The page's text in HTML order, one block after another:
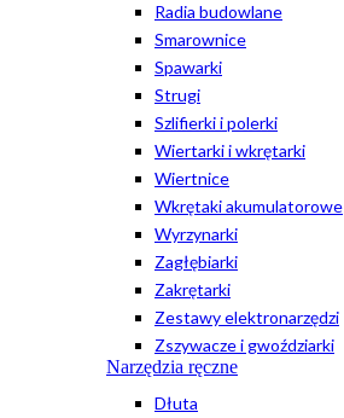
Radia budowlane
Smarownice
Spawarki
Strugi
Szlifierki i polerki
Wiertarki i wkrętarki
Wiertnice
Wkrętaki akumulatorowe
Wyrzynarki
Zagłębiarki
Zakrętarki
Zestawy elektronarzędzi
Zszywacze i gwoździarki
Narzędzia ręczne
Dłuta